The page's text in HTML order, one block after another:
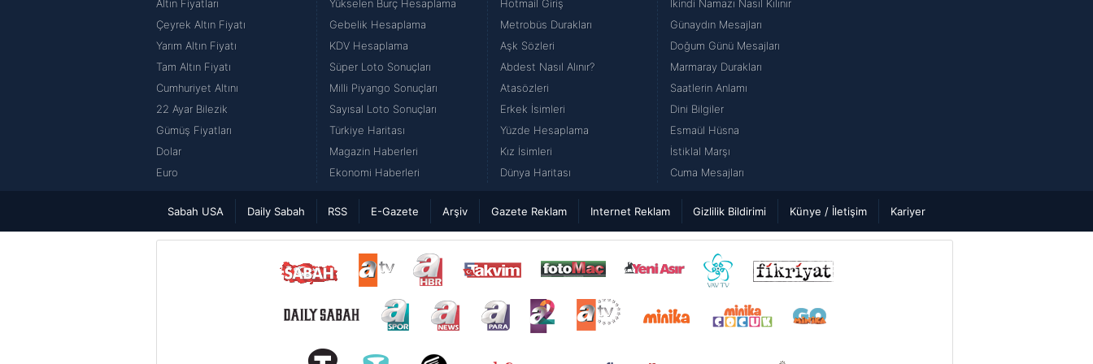
Altın Fiyatları
Çeyrek Altın Fiyatı
Yarım Altın Fiyatı
Tam Altın Fiyatı
Cumhuriyet Altını
22 Ayar Bilezik
Gümüş Fiyatları
Dolar
Euro
Yükselen Burç Hesaplama
Gebelik Hesaplama
KDV Hesaplama
Süper Loto Sonuçları
Milli Piyango Sonuçları
Sayısal Loto Sonuçları
Türkiye Haritası
Magazin Haberleri
Ekonomi Haberleri
Hotmail Giriş
Metrobüs Durakları
Aşk Sözleri
Abdest Nasıl Alınır?
Atasözleri
Erkek İsimleri
Yüzde Hesaplama
Kız İsimleri
Dünya Haritası
İkindi Namazı Nasıl Kılınır
Günaydın Mesajları
Doğum Günü Mesajları
Marmaray Durakları
Saatlerin Anlamı
Dini Bilgiler
Esmaül Hüsna
İstiklal Marşı
Cuma Mesajları
Sabah USA Daily Sabah RSS E-Gazete Arşiv Gazete Reklam Internet Reklam Gizlilik Bildirimi Künye / İletişim Kariyer